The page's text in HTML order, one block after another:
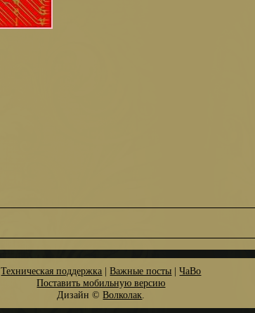
Техническая поддержка |Важные посты |ЧаВо
Поставить мобильную версию
Дизайн ©Волколак